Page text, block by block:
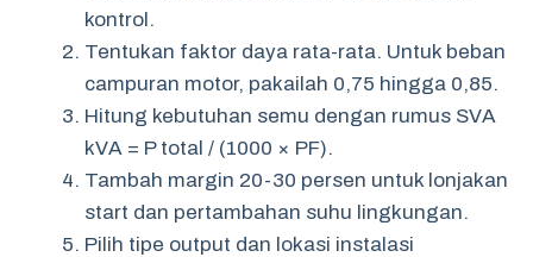
kontrol.
Tentukan faktor daya rata-rata. Untuk beban
campuran motor, pakailah 0,75 hingga 0,85.
Hitung kebutuhan semu dengan rumus SVA
kVA = P total / (1000 × PF).
Tambah margin 20-30 persen untuk lonjakan
start dan pertambahan suhu lingkungan.
Pilih tipe output dan lokasi instalasi